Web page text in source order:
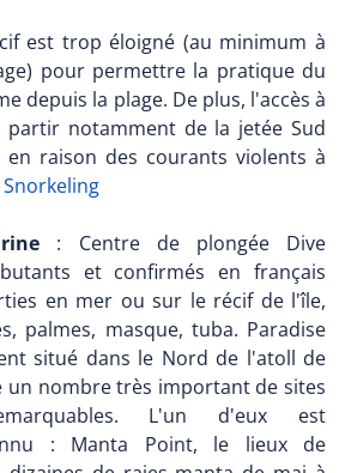
est trop éloigné (au minimum à
pour permettre la pratique du
depuis la plage. De plus, l'accès à
notamment de la jetée Sud
raison des courants violents à
: Centre de plongée Dive
et confirmés en français
en mer ou sur le récif de l'île,
palmes, masque, tuba. Paradise
situé dans le Nord de l'atoll de
un nombre très important de sites
L'un d'eux est
: Manta Point, le lieux de